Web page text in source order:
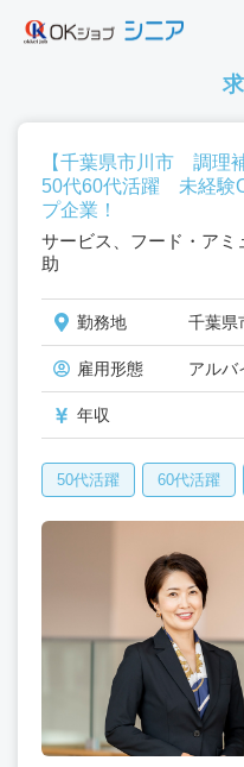
【千葉県市川市 調理
50代60代活躍 未経験
プ企業！
サービス、フード・ア
助
勤務地 千葉県
雇用形態 アルバ
年収
50代活躍 60代活躍